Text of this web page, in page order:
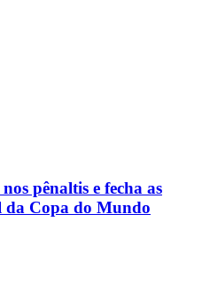
pênaltis e fecha as
da Copa do Mundo